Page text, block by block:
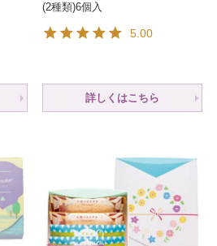
(2種類)6個入
5.00
詳しくはこちら